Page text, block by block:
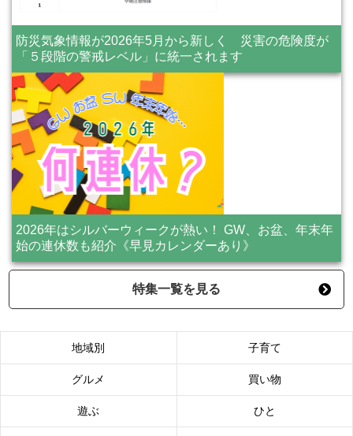
防災気象情報が2026年5月から新しく 災害の危険度が
「５段階の警戒レベル」に統一されます
2026年はシルバーウィークが熱い！ GW、お盆、年末年
始の連休数も紹介《早見カレンダーあり》
特集一覧を見る
地域別 子育て
グルメ 買い物
遊ぶ ひと